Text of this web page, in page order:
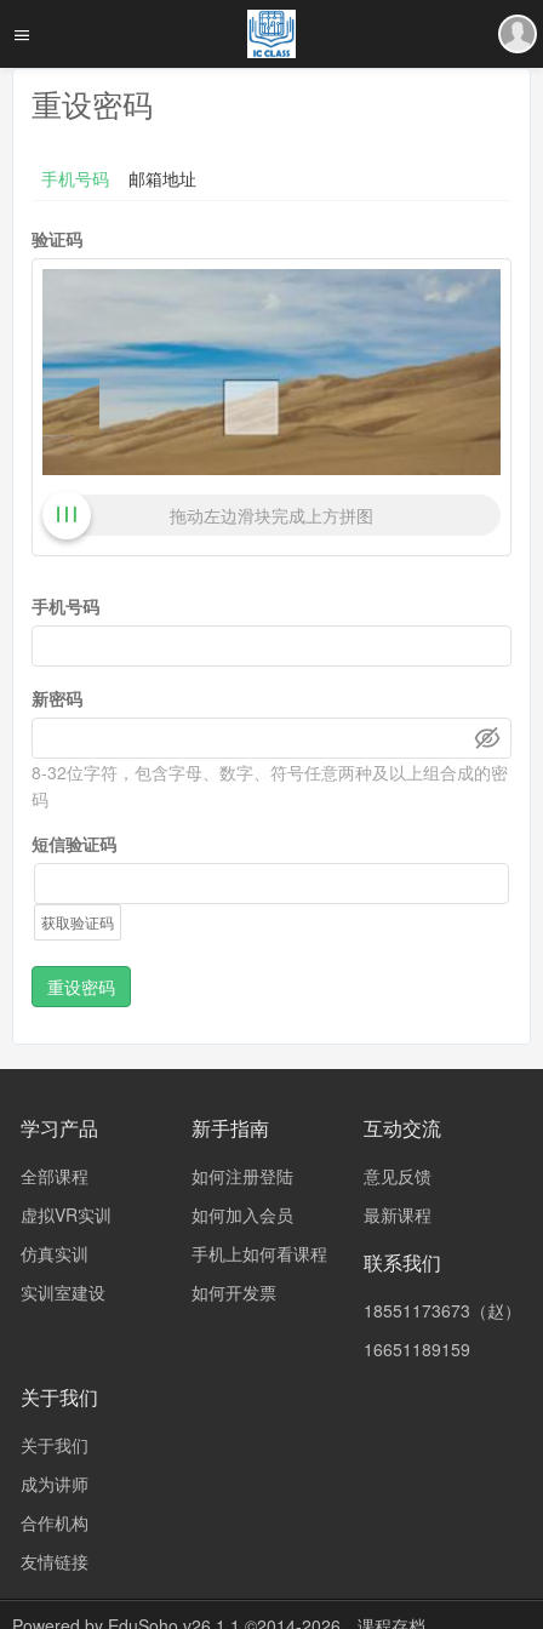
重设密码
手机号码 邮箱地址
验证码
拖动左边滑块完成上方拼图
手机号码
新密码
8-32位字符，包含字母、数字、符号任意两种及以上组合成的密
码
短信验证码
获取验证码
重设密码
学习产品
全部课程
虚拟VR实训
仿真实训
实训室建设
新手指南
如何注册登陆
如何加入会员
手机上如何看课程
如何开发票
互动交流
意见反馈
最新课程
联系我们
18551173673（赵）
16651189159
关于我们
关于我们
成为讲师
合作机构
友情链接